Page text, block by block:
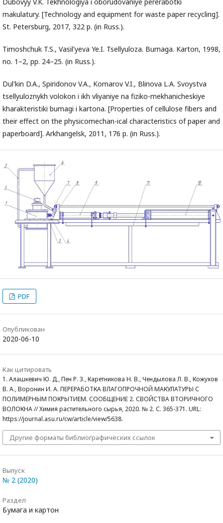
Dubovyy V.K. Tekhnologiya i oborudovaniye pererabotki
makulatury. [Technology and equipment for waste paper recycling].
St. Petersburg, 2017, 322 p. (in Russ.).
Timoshchuk T.S., Vasil'yeva Ye.I. Tsellyuloza. Bumaga. Karton, 1998,
no. 1–2, pp. 24–25. (in Russ.).
Dul'kin D.A., Spiridonov V.A., Komarov V.I., Blinova L.A. Svoystva
tsellyuloznykh volokon i ikh vliyaniye na fiziko-mekhanicheskiye
kharakteristiki bumagi i kartona. [Properties of cellulose fibers and
their effect on the physicomechan-ical characteristics of paper and
paperboard]. Arkhangelsk, 2011, 176 p. (in Russ.).
PDF
Опубликован
2020-06-10
Как цитировать
1. Алашкевич Ю. Д., Пен Р. З., Каретникова Н. В., Чендылова Л. В., Кожухов
В. А., Воронин И. А. ПЕРЕРАБОТКА ВЛАГОПРОЧНОЙ МАКУЛАТУРЫ С
ПОЛИМЕРНЫМ ПОКРЫТИЕМ. СООБЩЕНИЕ 2. СВОЙСТВА ВТОРИЧНОГО
ВОЛОКНА // Химия растительного сырья, 2020. № 2. С. 365-371. URL:
https://journal.asu.ru/cw/article/view/5638.
Другие форматы библиографических ссылок
Выпуск
№ 2 (2020)
Раздел
Бумага и картон